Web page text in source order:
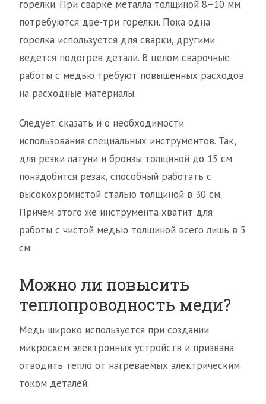
горелки. При сварке металла толщиной 8–10 мм
потребуются две-три горелки. Пока одна
горелка используется для сварки, другими
ведется подогрев детали. В целом сварочные
работы с медью требуют повышенных расходов
на расходные материалы.
Следует сказать и о необходимости
использования специальных инструментов. Так,
для резки латуни и бронзы толщиной до 15 см
понадобится резак, способный работать с
высокохромистой сталью толщиной в 30 см.
Причем этого же инструмента хватит для
работы с чистой медью толщиной всего лишь в 5
см.
Можно ли повысить
теплопроводность меди?
Медь широко используется при создании
микросхем электронных устройств и призвана
отводить тепло от нагреваемых электрическим
током деталей.